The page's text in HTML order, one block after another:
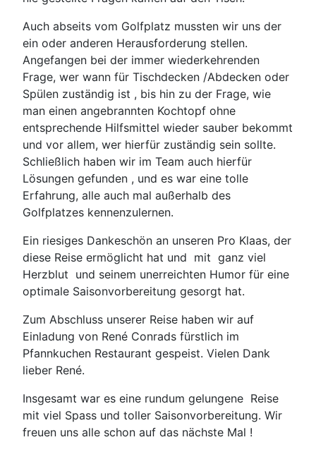
Auch abseits vom Golfplatz mussten wir uns der
ein oder anderen Herausforderung stellen.
Angefangen bei der immer wiederkehrenden
Frage, wer wann für Tischdecken /Abdecken oder
Spülen zuständig ist , bis hin zu der Frage, wie
man einen angebrannten Kochtopf ohne
entsprechende Hilfsmittel wieder sauber bekommt
und vor allem, wer hierfür zuständig sein sollte.
Schließlich haben wir im Team auch hierfür
Lösungen gefunden , und es war eine tolle
Erfahrung, alle auch mal außerhalb des
Golfplatzes kennenzulernen.
Ein riesiges Dankeschön an unseren Pro Klaas, der
diese Reise ermöglicht hat und mit ganz viel
Herzblut und seinem unerreichten Humor für eine
optimale Saisonvorbereitung gesorgt hat.
Zum Abschluss unserer Reise haben wir auf
Einladung von René Conrads fürstlich im
Pfannkuchen Restaurant gespeist. Vielen Dank
lieber René.
Insgesamt war es eine rundum gelungene Reise
mit viel Spass und toller Saisonvorbereitung. Wir
freuen uns alle schon auf das nächste Mal !